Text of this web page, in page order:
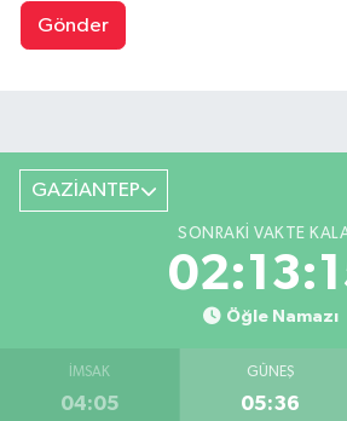
Gönder
GAZİANTEP
SONRAKI VAKTE
Öğle Namazı
İMSAK
04:05
GÜNEŞ
05:36